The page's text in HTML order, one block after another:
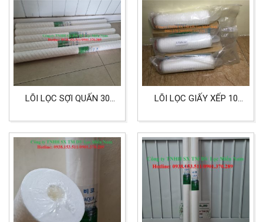
LÕI LỌC SỢI QUẤN 30
LÕI LỌC GIẤY XẾP 10
CHO THỰC PHẨM DƯỢC
PHẨM